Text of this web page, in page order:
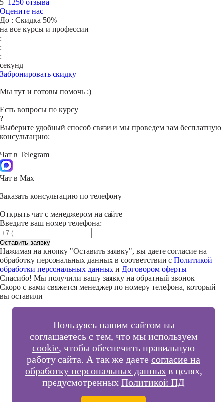
5 1250 отзыва
Оцените нас
Пользуясь нашим сайтом вы
соглашаетесь с тем, что мы используем
cookie, чтобы обеспечить правильную
работу сайта. А так же даете согласие на
обработку персональных данныхв целях,
предусмотренных Политикой ПД
До : Скидка 50%
на все курсы и профессии
:
:
:
секунд
Забронировать скидку
Мы тут и готовы помочь :)
Есть вопросы по курсу
?
Выберите удобный способ связи и мы проведем вам бесплатную
консультацию:
Чат в Telegram
Чат в Max
Заказать консультацию по телефону
Открыть чат с менеджером на сайте
Введите ваш номер телефона:
Оставить заявку
Нажимая на кнопку "Оставить заявку", вы даете согласие на
обработку персональных данных в соответствии с Политикой
обработки персональных данных и Договором оферты
Спасибо! Мы получили вашу заявку на обратный звонок
Скоро с вами свяжется менеджер по номеру телефона, который
вы оставили